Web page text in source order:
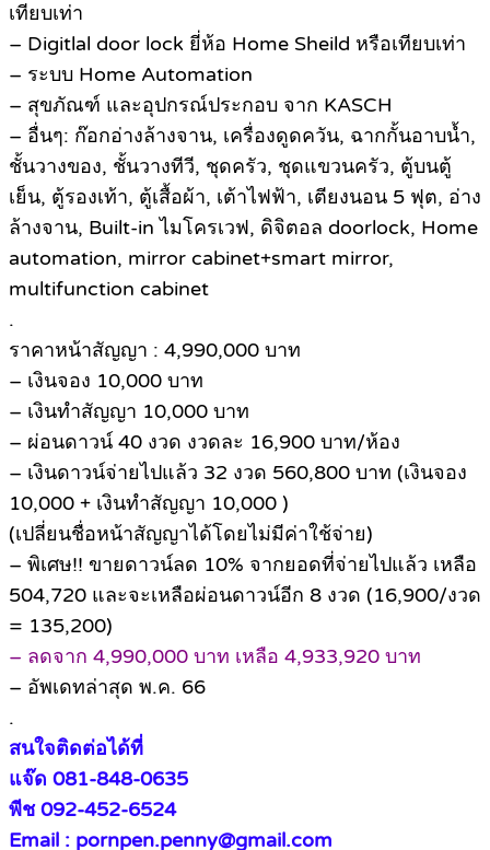
เทียบเท่า
– Digitlal door lock ยี่ห้อ Home Sheild หรือเทียบเท่า
– ระบบ Home Automation
– สุขภัณฑ์ และอุปกรณ์ประกอบ จาก KASCH
– อื่นๆ: ก๊อกอ่างล้างจาน, เครื่องดูดควัน, ฉากกั้นอาบน้ำ,
ชั้นวางของ, ชั้นวางทีวี, ชุดครัว, ชุดแขวนครัว, ตู้บนตู้
เย็น, ตู้รองเท้า, ตู้เสื้อผ้า, เต้าไฟฟ้า, เตียงนอน 5 ฟุต, อ่าง
ล้างจาน, Built-in ไมโครเวฟ, ดิจิตอล doorlock, Home
automation, mirror cabinet+smart mirror,
multifunction cabinet
.
ราคาหน้าสัญญา : 4,990,000 บาท
– เงินจอง 10,000 บาท
– เงินทำสัญญา 10,000 บาท
– ผ่อนดาวน์ 40 งวด งวดละ 16,900 บาท/ห้อง
– เงินดาวน์จ่ายไปแล้ว 32 งวด 560,800 บาท (เงินจอง
10,000 + เงินทำสัญญา 10,000 )
(เปลี่ยนชื่อหน้าสัญญาได้โดยไม่มีค่าใช้จ่าย)
– พิเศษ!! ขายดาวน์ลด 10% จากยอดที่จ่ายไปแล้ว เหลือ
504,720 และจะเหลือผ่อนดาวน์อีก 8 งวด (16,900/งวด
= 135,200)
– ลดจาก 4,990,000 บาท เหลือ 4,933,920 บาท
– อัพเดทล่าสุด พ.ค. 66
.
สนใจติดต่อได้ที่
แจ๊ด 081-848-0635
พีช 092-452-6524
Email : pornpen.penny@gmail.com